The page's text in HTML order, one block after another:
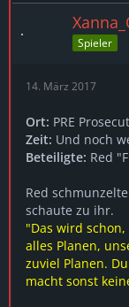
Spieler
14. März 2017
Ort: PRE
Zeit: Und noch
Beteiligte: Red
Red
schaute zu ihr.
"Das wird
alles Planen,
zuviel Planen.
macht sonst